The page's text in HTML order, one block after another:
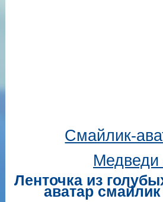
Смайлик-
Медведи
Ленточка из
аватар смайлик